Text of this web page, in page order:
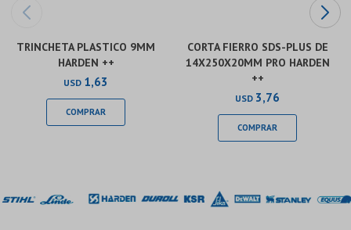
TRINCHETA PLASTICO 9MM
HARDEN ++
USD 1,63
CORTA FIERRO SDS-PLUS DE
14X250X20MM PRO HARDEN
++
USD 3,76